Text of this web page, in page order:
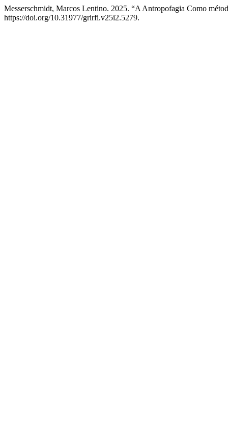
Messerschmidt, Marcos Lentino. 2025. “A Antropofagia Como
https://doi.org/10.31977/grirfi.v25i2.5279.